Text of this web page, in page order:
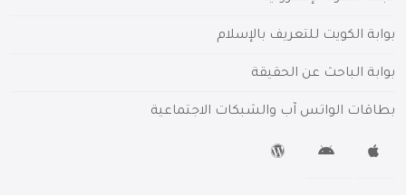
بوابة الكويت للتعريف بالإسلام
بوابة الباحث عن الحقيقة
بطاقات الواتس آب والشبكات الاجتماعية